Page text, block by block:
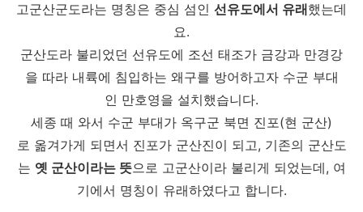
고군산군도라는 명칭은 중심 섬인 선유도에서 유래했는데
요.
군산도라 불리었던 선유도에 조선 태조가 금강과 만경강
을 따라 내륙에 침입하는 왜구를 방어하고자 수군 부대
인 만호영을 설치했습니다.
세종 때 와서 수군 부대가 옥구군 북면 진포(현 군산)
로 옮겨가게 되면서 진포가 군산진이 되고, 기존의 군산도
는 옛 군산이라는 뜻으로 고군산이라 불리게 되었는데, 여
기에서 명칭이 유래하였다고 합니다.